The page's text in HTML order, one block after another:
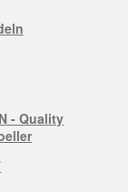
- Quality